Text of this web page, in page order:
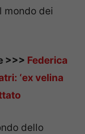
mondo dei
>>> Federica
‘ex velina
dello